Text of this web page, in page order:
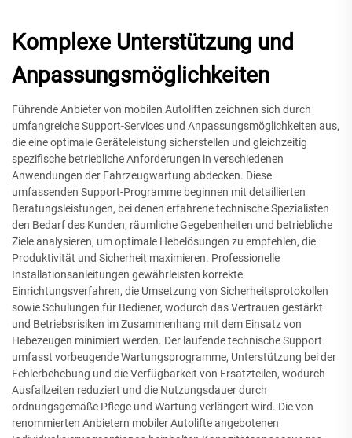
Komplexe Unterstützung und
Anpassungsmöglichkeiten
Führende Anbieter von mobilen Autoliften zeichnen sich durch
umfangreiche Support-Services und Anpassungsmöglichkeiten aus,
die eine optimale Geräteleistung sicherstellen und gleichzeitig
spezifische betriebliche Anforderungen in verschiedenen
Anwendungen der Fahrzeugwartung abdecken. Diese
umfassenden Support-Programme beginnen mit detaillierten
Beratungsleistungen, bei denen erfahrene technische Spezialisten
den Bedarf des Kunden, räumliche Gegebenheiten und betriebliche
Ziele analysieren, um optimale Hebelösungen zu empfehlen, die
Produktivität und Sicherheit maximieren. Professionelle
Installationsanleitungen gewährleisten korrekte
Einrichtungsverfahren, die Umsetzung von Sicherheitsprotokollen
sowie Schulungen für Bediener, wodurch das Vertrauen gestärkt
und Betriebsrisiken im Zusammenhang mit dem Einsatz von
Hebezeugen minimiert werden. Der laufende technische Support
umfasst vorbeugende Wartungsprogramme, Unterstützung bei der
Fehlerbehebung und die Verfügbarkeit von Ersatzteilen, wodurch
Ausfallzeiten reduziert und die Nutzungsdauer durch
ordnungsgemäße Pflege und Wartung verlängert wird. Die von
renommierten Anbietern mobiler Autolifte angebotenen